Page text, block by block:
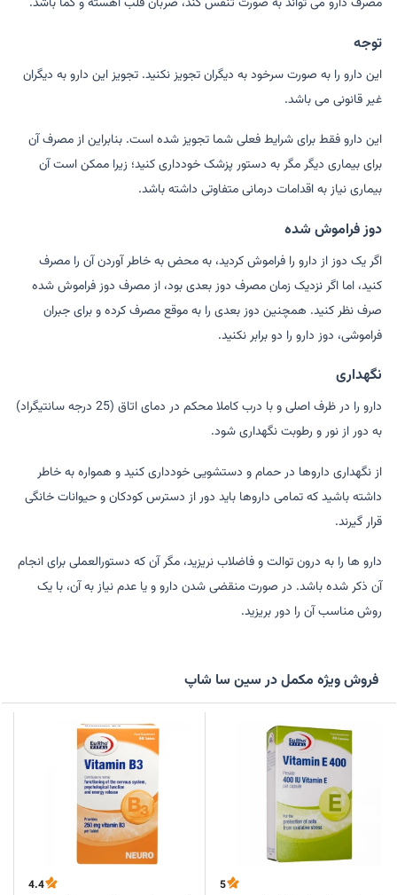
توجه
این دارو را به صورت سرخود به دیگران تجویز نکنید. تجویز این دارو به دیگران
غیر قانونی می باشد.
این دارو فقط برای شرایط فعلی شما تجویز شده است. بنابراین از مصرف آن
برای بیماری دیگر مگر به دستور پزشک خودداری کنید؛ زیرا ممکن است آن
بیماری نیاز به اقدامات درمانی متفاوتی داشته باشد.
دوز فراموش شده
اگر یک دوز از دارو را فراموش کردید، به محض به خاطر آوردن آن را مصرف
کنید، اما اگر نزدیک زمان مصرف دوز بعدی بود، از مصرف دوز فراموش شده
صرف نظر کنید. همچنین دوز بعدی را به موقع مصرف کرده و برای جبران
فراموشی، دوز دارو را دو برابر نکنید.
نگهداری
دارو را در ظرف اصلی و با درب کاملا محکم در دمای اتاق (25 درجه سانتیگراد)
به دور از نور و رطوبت نگهداری شود.
از نگهداری داروها در حمام و دستشویی خودداری کنید و همواره به خاطر
داشته باشید که تمامی داروها باید دور از دسترس کودکان و حیوانات خانگی
قرار گیرند.
دارو ها را به درون توالت و فاضلاب نریزید، مگر آن که دستورالعملی برای انجام
آن ذکر شده باشد. در صورت منقضی شدن دارو و یا عدم نیاز به آن، با یک
روش مناسب آن را دور بریزید.
فروش ویژه مکمل در سین سا شاپ
5
4.4